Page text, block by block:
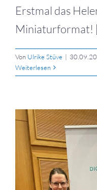
Erstmal das
Miniaturformat!
Von Ulrike Stüve |
Weiterlesen